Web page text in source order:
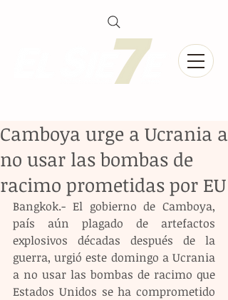
Camboya urge a Ucrania a
no usar las bombas de
racimo prometidas por EU
Bangkok.- El gobierno de Camboya,
país aún plagado de artefactos
explosivos décadas después de la
guerra, urgió este domingo a Ucrania
a no usar las bombas de racimo que
Estados Unidos se ha comprometido